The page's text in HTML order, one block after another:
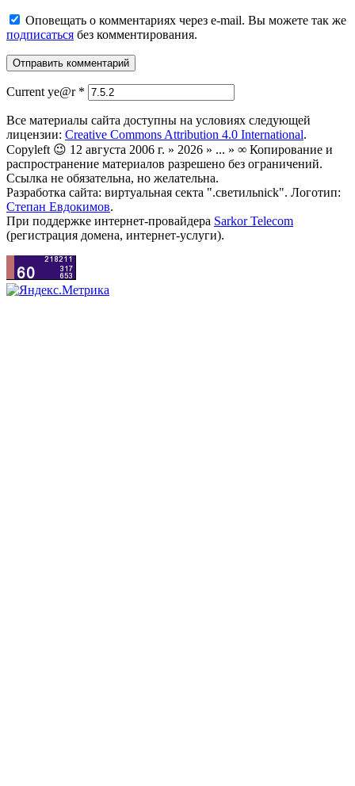
Оповещать о комментариях через e-mail. Вы можете так же
подписаться без комментирования.
Current ye@r *
Все материалы сайта доступны на условиях следующей
лицензии: Creative Commons Attribution 4.0 International.
Copyleft 😉 12 августа 2006 г. » 2026 » ... » ∞ Копирование и
распространение материалов разрешено без ограничений.
Ссылка не обязательна, но желательна.
Разработка сайта: виртуальная секта ".светильnick". Логотип:
Степан Евдокимов.
При поддержке интернет-провайдера Sarkor Telecom
(регистрация домена, интернет-услуги).